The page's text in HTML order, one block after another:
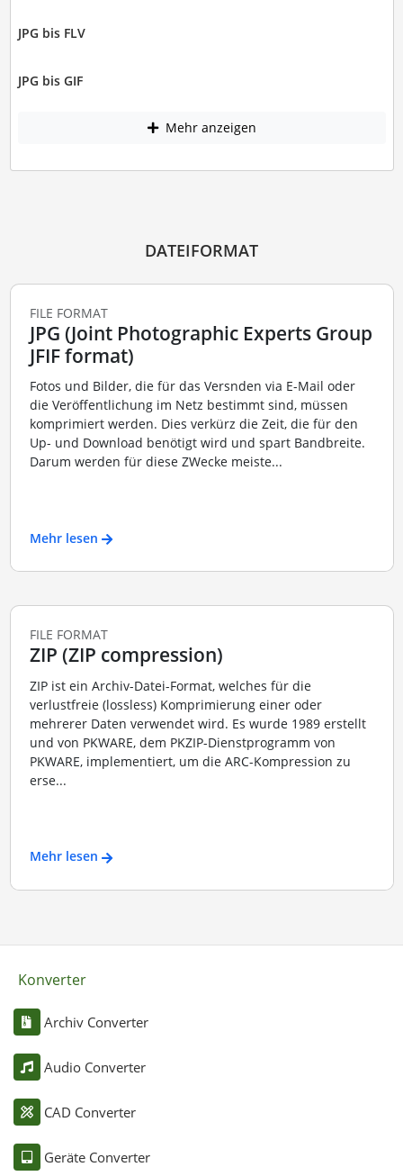
JPG bis FLV
JPG bis GIF
Mehr anzeigen
DATEIFORMAT
FILE FORMAT
JPG (Joint Photographic Experts Group
JFIF format)
Fotos und Bilder, die für das Versnden via E-Mail oder
die Veröffentlichung im Netz bestimmt sind, müssen
komprimiert werden. Dies verkürz die Zeit, die für den
Up- und Download benötigt wird und spart Bandbreite.
Darum werden für diese ZWecke meiste...
Mehr lesen
FILE FORMAT
ZIP (ZIP compression)
ZIP ist ein Archiv-Datei-Format, welches für die
verlustfreie (lossless) Komprimierung einer oder
mehrerer Daten verwendet wird. Es wurde 1989 erstellt
und von PKWARE, dem PKZIP-Dienstprogramm von
PKWARE, implementiert, um die ARC-Kompression zu
erse...
Mehr lesen
Konverter
Archiv Converter
Audio Converter
CAD Converter
Geräte Converter